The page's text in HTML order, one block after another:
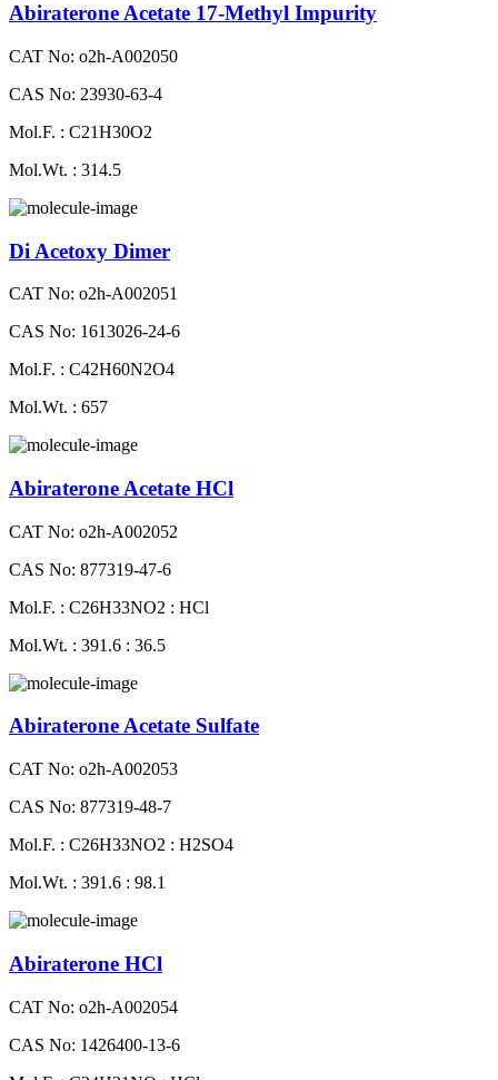
Abiraterone Acetate 17-Methyl Impurity
CAT No: o2h-A002050
CAS No: 23930-63-4
Mol.F. : C21H30O2
Mol.Wt. : 314.5
Di Acetoxy Dimer
CAT No: o2h-A002051
CAS No: 1613026-24-6
Mol.F. : C42H60N2O4
Mol.Wt. : 657
Abiraterone Acetate HCl
CAT No: o2h-A002052
CAS No: 877319-47-6
Mol.F. : C26H33NO2 : HCl
Mol.Wt. : 391.6 : 36.5
Abiraterone Acetate Sulfate
CAT No: o2h-A002053
CAS No: 877319-48-7
Mol.F. : C26H33NO2 : H2SO4
Mol.Wt. : 391.6 : 98.1
Abiraterone HCl
CAT No: o2h-A002054
CAS No: 1426400-13-6